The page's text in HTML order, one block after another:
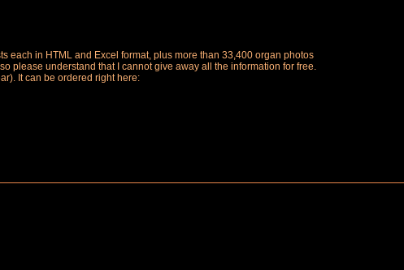
each in HTML and Excel format, plus more than 33,400 organ photos
please understand that I cannot give away all the information for free.
It can be ordered right here: